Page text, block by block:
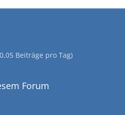
Beiträge pro Tag)
Forum